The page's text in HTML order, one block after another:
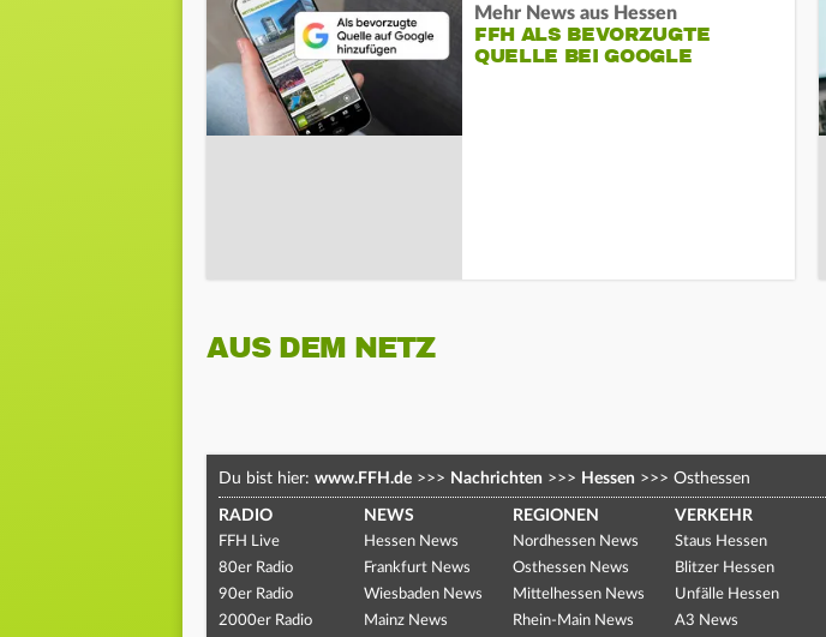
Mehr News aus Hessen
FFH ALS BEVORZUGTE
QUELLE BEI GOOGLE
AUS DEM NETZ
Du bist hier: www.FFH.de >>> Nachrichten >>> Hessen >>> Osthessen
RADIO
FFH Live
80er Radio
90er Radio
2000er Radio
NEWS
Hessen News
Frankfurt News
Wiesbaden News
Mainz News
REGIONEN
Nordhessen News
Osthessen News
Mittelhessen News
Rhein-Main News
VERKEHR
Staus Hessen
Blitzer Hessen
Unfälle Hessen
A3 News